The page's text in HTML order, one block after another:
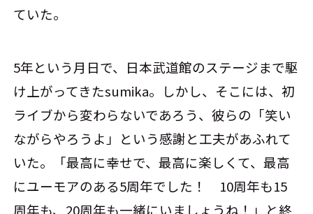
ていた。
5年という月日で、日本武道館のステージまで駆
け上がってきたsumika。しかし、そこには、初
ライブから変わらないであろう、彼らの「笑い
ながらやろうよ」という感謝と工夫があふれて
いた。「最高に幸せで、最高に楽しくて、最高
にユーモアのある5周年でした！ 10周年も15
周年も、20周年も一緒にいましょうね！」と終